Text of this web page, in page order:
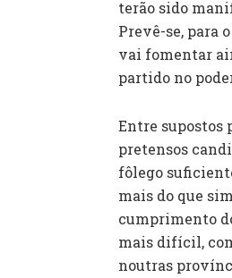
terão sido
Prevê-se, para
vai fomentar
partido no
Entre supostos
pretensos
fôlego
mais do que
cumprimento
mais difícil,
noutras